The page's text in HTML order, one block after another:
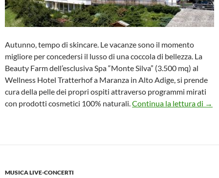
Autunno, tempo di skincare. Le vacanze sono il momento
migliore per concedersi il lusso di una coccola di bellezza. La
Beauty Farm dell’esclusiva Spa “Monte Silva” (3.500 mq) al
Wellness Hotel Tratterhof a Maranza in Alto Adige, si prende
cura della pelle dei propri ospiti attraverso programmi mirati
con prodotti cosmetici 100% naturali. Continua la lettura di →
MUSICA LIVE-CONCERTI